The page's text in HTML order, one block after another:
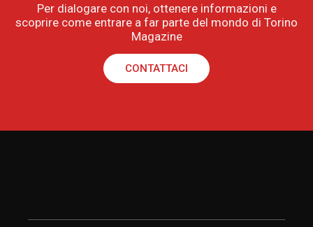
Per dialogare con noi, ottenere informazioni e
scoprire come entrare a far parte del mondo di Torino
Magazine
CONTATTACI